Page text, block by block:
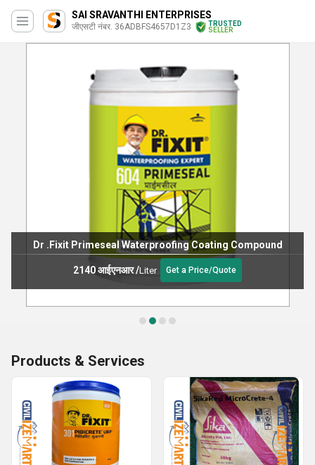
SAI SRAVANTHI ENTERPRISES
जीएसटी नंबर. 36ADBFS4657D1Z3
TRUSTED
SELLER
Bostik Two In One Waterproofing Chemical
237 आईएनआर/Liter Get a Price/Quote
Products & Services